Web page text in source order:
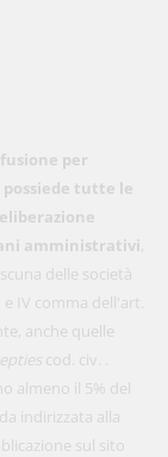
per
tutte le
amministrativi,
delle società
IV comma dell'art.
anche quelle
cod. civ. .
almeno il 5% del
indirizzata alla
sul sito